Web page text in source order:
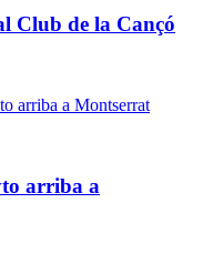
Club de la Cançó
arriba a